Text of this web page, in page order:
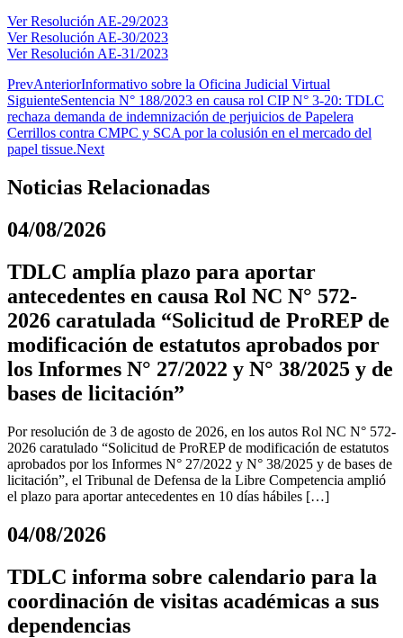
Ver Resolución AE-29/2023
Ver Resolución AE-30/2023
Ver Resolución AE-31/2023
PrevAnteriorInformativo sobre la Oficina Judicial Virtual
SiguienteSentencia N° 188/2023 en causa rol CIP N° 3-20: TDLC
rechaza demanda de indemnización de perjuicios de Papelera
Cerrillos contra CMPC y SCA por la colusión en el mercado del
papel tissue.Next
Noticias Relacionadas
04/08/2026
TDLC amplía plazo para aportar
antecedentes en causa Rol NC N° 572-
2026 caratulada “Solicitud de ProREP de
modificación de estatutos aprobados por
los Informes N° 27/2022 y N° 38/2025 y de
bases de licitación”
Por resolución de 3 de agosto de 2026, en los autos Rol NC N° 572-
2026 caratulado “Solicitud de ProREP de modificación de estatutos
aprobados por los Informes N° 27/2022 y N° 38/2025 y de bases de
licitación”, el Tribunal de Defensa de la Libre Competencia amplió
el plazo para aportar antecedentes en 10 días hábiles […]
04/08/2026
TDLC informa sobre calendario para la
coordinación de visitas académicas a sus
dependencias